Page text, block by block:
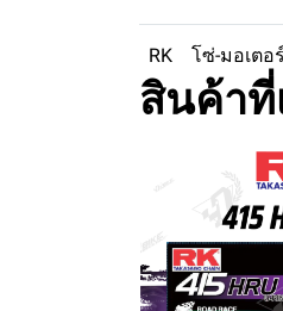
RK โซ่-มอเตอ
สินค้าที่